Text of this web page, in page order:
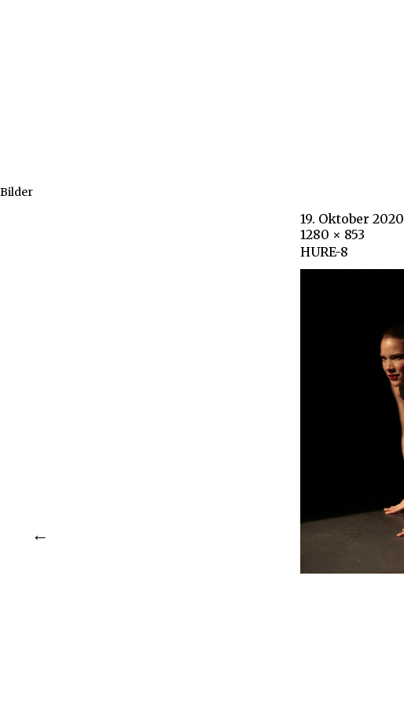
Bilder
19. Oktober 2020
1280 × 853
HURE-8